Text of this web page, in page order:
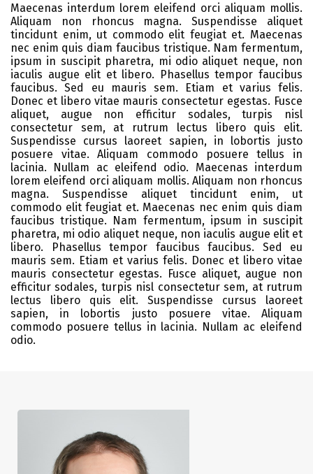
Maecenas interdum lorem eleifend orci aliquam mollis.
Aliquam non rhoncus magna. Suspendisse aliquet
tincidunt enim, ut commodo elit feugiat et. Maecenas
nec enim quis diam faucibus tristique. Nam fermentum,
ipsum in suscipit pharetra, mi odio aliquet neque, non
iaculis augue elit et libero. Phasellus tempor faucibus
faucibus. Sed eu mauris sem. Etiam et varius felis.
Donec et libero vitae mauris consectetur egestas. Fusce
aliquet, augue non efficitur sodales, turpis nisl
consectetur sem, at rutrum lectus libero quis elit.
Suspendisse cursus laoreet sapien, in lobortis justo
posuere vitae. Aliquam commodo posuere tellus in
lacinia. Nullam ac eleifend odio. Maecenas interdum
lorem eleifend orci aliquam mollis. Aliquam non rhoncus
magna. Suspendisse aliquet tincidunt enim, ut
commodo elit feugiat et. Maecenas nec enim quis diam
faucibus tristique. Nam fermentum, ipsum in suscipit
pharetra, mi odio aliquet neque, non iaculis augue elit et
libero. Phasellus tempor faucibus faucibus. Sed eu
mauris sem. Etiam et varius felis. Donec et libero vitae
mauris consectetur egestas. Fusce aliquet, augue non
efficitur sodales, turpis nisl consectetur sem, at rutrum
lectus libero quis elit. Suspendisse cursus laoreet
sapien, in lobortis justo posuere vitae. Aliquam
commodo posuere tellus in lacinia. Nullam ac eleifend
odio.